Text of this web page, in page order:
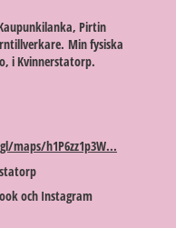
Pirtin
Min fysiska
i Kvinnerstatorp.
maps/h1P6zz1p3W...
och Instagram